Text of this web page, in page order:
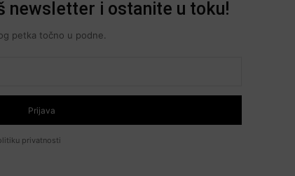
newsletter i ostanite u toku!
petka točno u podne.
Prijava
privatnosti